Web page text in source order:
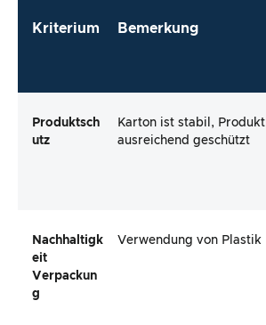
Kriterium Bemerkung
Produktsch
utz
Karton ist stabil, Produkt
ausreichend geschützt
Nachhaltigk
eit
Verpackun
g
Verwendung von Plastik